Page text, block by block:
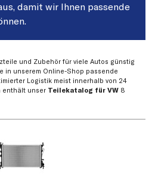
damit wir Ihnen passende
und Zubehör für viele Autos günstig
in unserem Online-Shop passende
Logistik meist innerhalb von 24
enthält unser Teilekatalog für VW 8